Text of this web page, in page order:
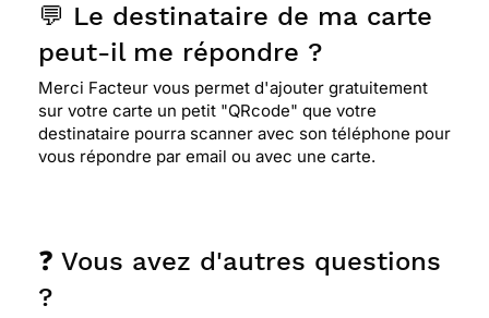
💬 Le destinataire de ma carte
peut-il me répondre ?
Merci Facteur vous permet d'ajouter gratuitement
sur votre carte un petit "QRcode" que votre
destinataire pourra scanner avec son téléphone pour
vous répondre par email ou avec une carte.
❓ Vous avez d'autres questions
?